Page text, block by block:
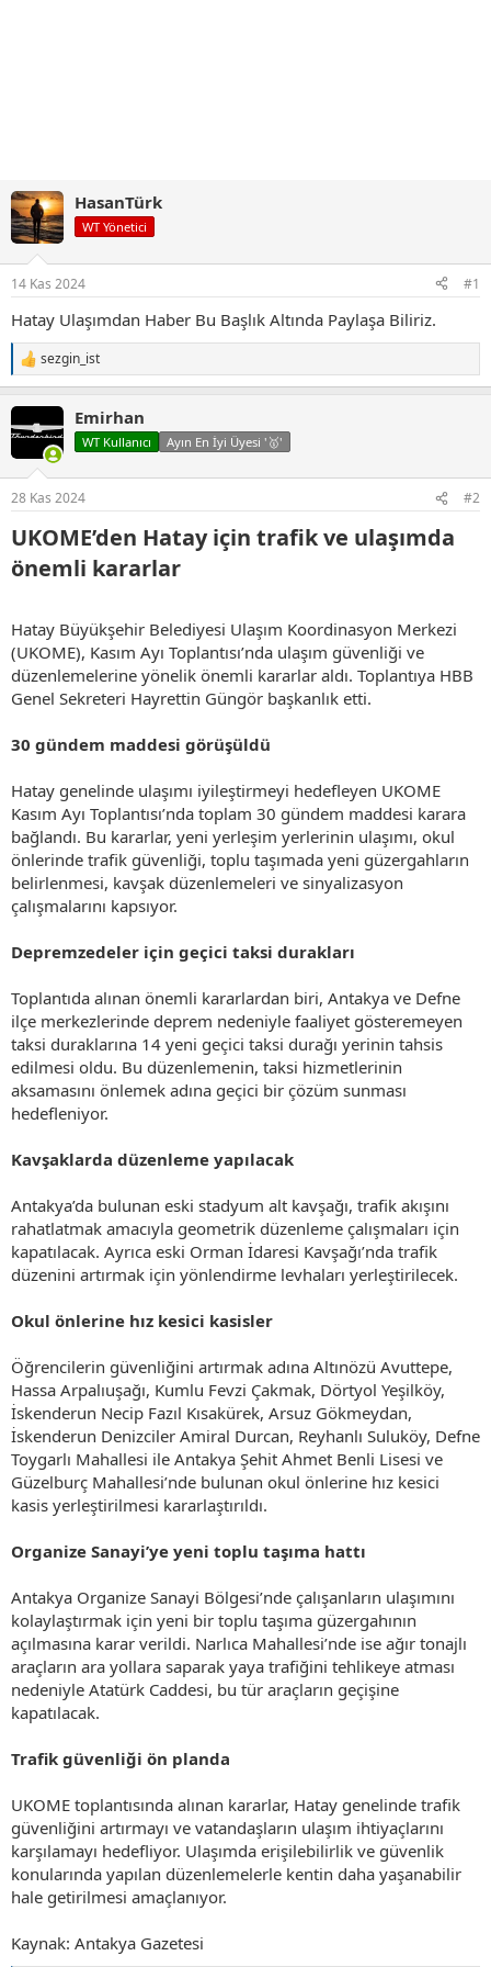
HasanTürk
WT Yönetici
14 Kas 2024 #1
Hatay Ulaşımdan Haber Bu Başlık Altında Paylaşa Biliriz.
T
e
i
:
sezgin_ist
Emirhan
WT Kullanıcı Ayın En İyi Üyesi '🥇'
28 Kas 2024 #2
UKOME’den Hatay için trafik ve ulaşımda
önemli kararlar​
Hatay Büyükşehir Belediyesi Ulaşım Koordinasyon Merkezi
(UKOME), Kasım Ayı Toplantısı’nda ulaşım güvenliği ve
düzenlemelerine yönelik önemli kararlar aldı. Toplantıya HBB
Genel Sekreteri Hayrettin Güngör başkanlık etti.
30 gündem maddesi görüşüldü
Hatay genelinde ulaşımı iyileştirmeyi hedefleyen UKOME
Kasım Ayı Toplantısı’nda toplam 30 gündem maddesi karara
bağlandı. Bu kararlar, yeni yerleşim yerlerinin ulaşımı, okul
önlerinde trafik güvenliği, toplu taşımada yeni güzergahların
belirlenmesi, kavşak düzenlemeleri ve sinyalizasyon
çalışmalarını kapsıyor.
Depremzedeler için geçici taksi durakları
Toplantıda alınan önemli kararlardan biri, Antakya ve Defne
ilçe merkezlerinde deprem nedeniyle faaliyet gösteremeyen
taksi duraklarına 14 yeni geçici taksi durağı yerinin tahsis
edilmesi oldu. Bu düzenlemenin, taksi hizmetlerinin
aksamasını önlemek adına geçici bir çözüm sunması
hedefleniyor.
Kavşaklarda düzenleme yapılacak
Antakya’da bulunan eski stadyum alt kavşağı, trafik akışını
rahatlatmak amacıyla geometrik düzenleme çalışmaları için
kapatılacak. Ayrıca eski Orman İdaresi Kavşağı’nda trafik
düzenini artırmak için yönlendirme levhaları yerleştirilecek.
Okul önlerine hız kesici kasisler
Öğrencilerin güvenliğini artırmak adına Altınözü Avuttepe,
Hassa Arpalıuşağı, Kumlu Fevzi Çakmak, Dörtyol Yeşilköy,
İskenderun Necip Fazıl Kısakürek, Arsuz Gökmeydan,
İskenderun Denizciler Amiral Durcan, Reyhanlı Suluköy, Defne
Toygarlı Mahallesi ile Antakya Şehit Ahmet Benli Lisesi ve
Güzelburç Mahallesi’nde bulunan okul önlerine hız kesici
kasis yerleştirilmesi kararlaştırıldı.
Organize Sanayi’ye yeni toplu taşıma hattı
Antakya Organize Sanayi Bölgesi’nde çalışanların ulaşımını
kolaylaştırmak için yeni bir toplu taşıma güzergahının
açılmasına karar verildi. Narlıca Mahallesi’nde ise ağır tonajlı
araçların ara yollara saparak yaya trafiğini tehlikeye atması
nedeniyle Atatürk Caddesi, bu tür araçların geçişine
kapatılacak.
Trafik güvenliği ön planda
UKOME toplantısında alınan kararlar, Hatay genelinde trafik
güvenliğini artırmayı ve vatandaşların ulaşım ihtiyaçlarını
karşılamayı hedefliyor. Ulaşımda erişilebilirlik ve güvenlik
konularında yapılan düzenlemelerle kentin daha yaşanabilir
hale getirilmesi amaçlanıyor.
Kaynak: Antakya Gazetesi